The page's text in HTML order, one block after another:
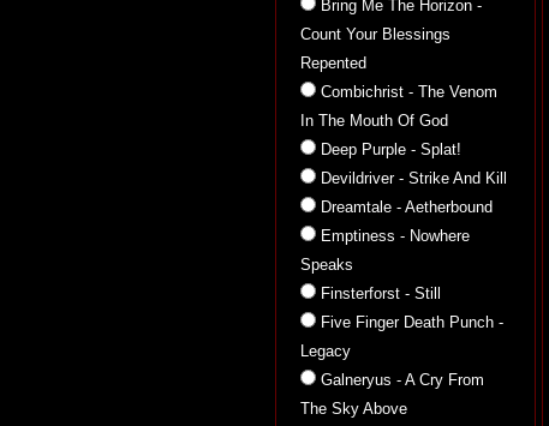
Bring Me The Horizon -
Count Your Blessings
Repented
Combichrist - The Venom
In The Mouth Of God
Deep Purple - Splat!
Devildriver - Strike And Kill
Dreamtale - Aetherbound
Emptiness - Nowhere
Speaks
Finsterforst - Still
Five Finger Death Punch -
Legacy
Galneryus - A Cry From
The Sky Above